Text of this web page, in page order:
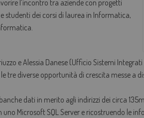
l’incontro tra aziende con progetti
studenti dei corsi di laurea in Informatica,
e Alessia Danese (Ufficio Sistemi
tre diverse opportunità di crescita messe a
dati in merito agli indirizzi dei circa
uno Microsoft SQL Server e ricostruendo le